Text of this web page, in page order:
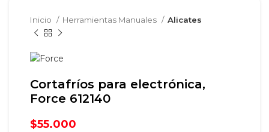
Inicio Herramientas Manuales Alicates
Cortafríos para electrónica,
Force 612140
$55.000